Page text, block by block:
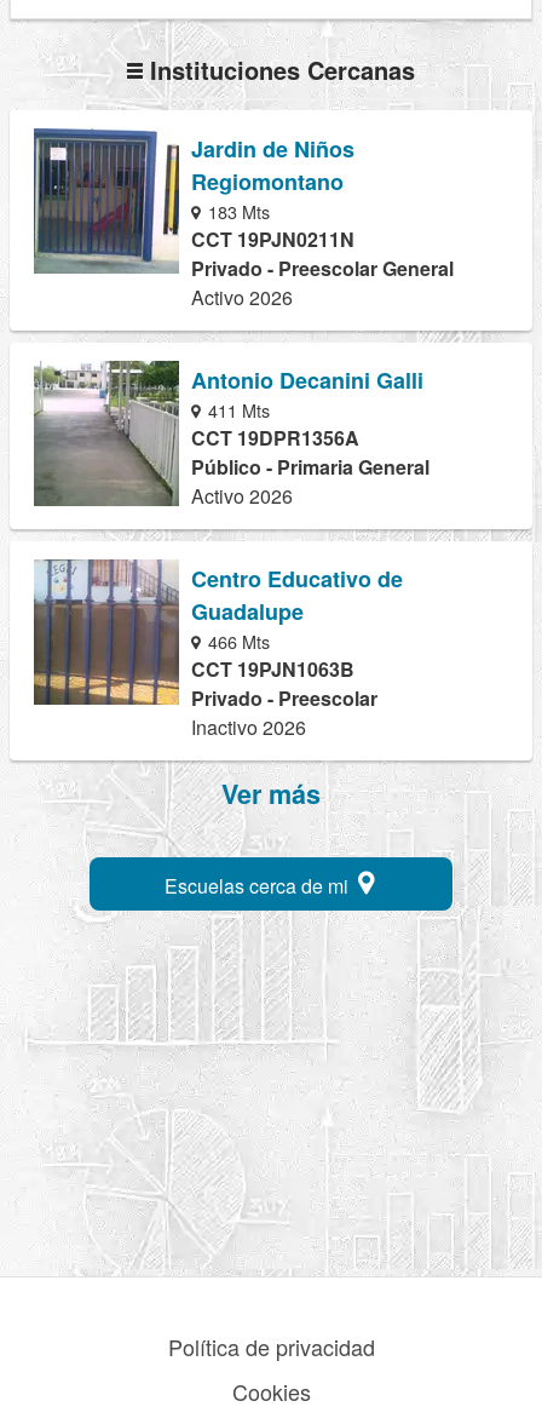
Instituciones Cercanas
Jardin de Niños
Regiomontano
183 Mts
CCT 19PJN0211N
Privado - Preescolar General
Activo 2026
Antonio Decanini Galli
411 Mts
CCT 19DPR1356A
Público - Primaria General
Activo 2026
Centro Educativo de
Guadalupe
466 Mts
CCT 19PJN1063B
Privado - Preescolar
Inactivo 2026
Ver más
Escuelas cerca de mi
Política de privacidad
Cookies